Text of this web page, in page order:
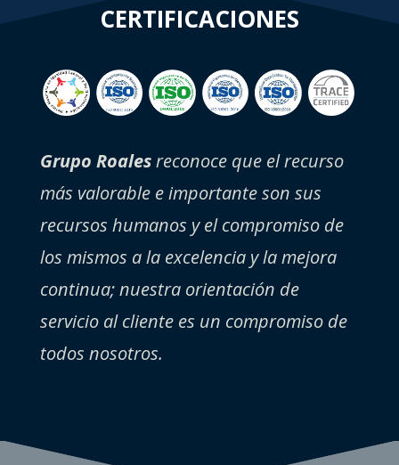
CERTIFICACIONES
Grupo Roalesreconoce que el recurso
más valorable e importante son sus
recursos humanos y el compromiso de
los mismos a la excelencia y la mejora
continua; nuestra orientación de
servicio al cliente es un compromiso de
todos nosotros.